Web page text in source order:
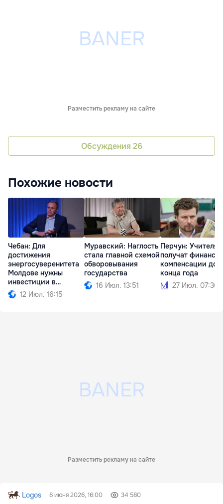
Разместить рекламу на сайте
Обсуждения 26
Похожие новости
Чебан: Для
достижения
энергосуверенитета
Молдове нужны
инвестиции в
миллиарды евро
12 Июл. 16:15
Муравский: Наглость
стала главной схемой
обворовывания
государства
16 Июл. 13:51
Перчун: Учителя
получат
компенсации до
конца года
27 Июл. 07:36
Разместить рекламу на сайте
Logos 6 июня 2026, 16:00 34 580